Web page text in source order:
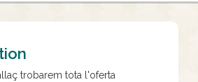
trobarem tota l'oferta